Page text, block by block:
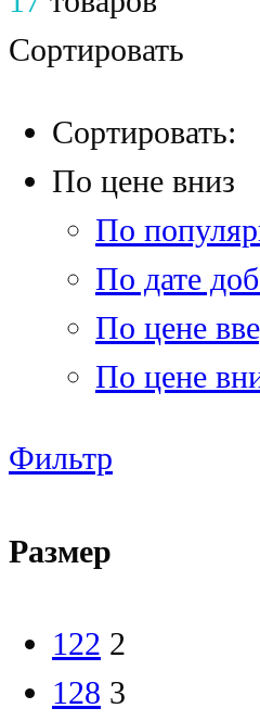
Сортировать
Сортировать:
По цене вниз
По
По дате
По цене
По цене
Фильтр
Размер
122 2
128 3